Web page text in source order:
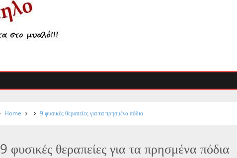
Home 9 φυσικές θεραπείες για τα πρησμένα πόδια
9 φυσικές θεραπείες για τα πρησμένα πόδια